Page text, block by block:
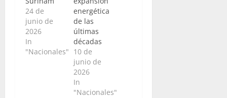
24 de
junio de
2026
In
"Nacionales"
energética
de las
últimas
décadas
10 de
junio de
2026
In
"Nacionales"